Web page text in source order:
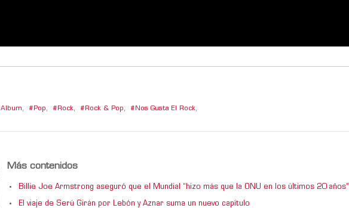
Album, Pop, Rock, Rock & Pop, Nos Gusta El Rock,
Más contenidos
Billie Joe Armstrong aseguró que el Mundial “hizo más que la ONU en los últimos 20 años”
El viaje de Serú Girán por Lebón y Aznar suma un nuevo capítulo